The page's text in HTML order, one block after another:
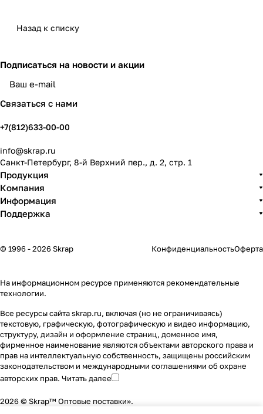
Назад к списку
Подписаться на новости и акции
Связаться с нами
+7(812)633-00-00
info@skrap.ru
Санкт-Петербург, 8-й Верхний пер., д. 2, стр. 1
Продукция
Компания
Информация
Поддержка
© 1996 - 2026 Skrap КонфиденциальностьОферта
На информационном ресурсе применяются рекомендательные
технологии.
Все ресурсы сайта skrap.ru, включая (но не ограничиваясь)
текстовую, графическую, фотографическую и видео информацию,
структуру, дизайн и оформление страниц, доменное имя,
фирменное наименование являются объектами авторского права и
прав на интеллектуальную собственность, защищены российским
законодательством и международными соглашениями об охране
авторских прав. Читать далее
2026 © Skrap™ Оптовые поставки».